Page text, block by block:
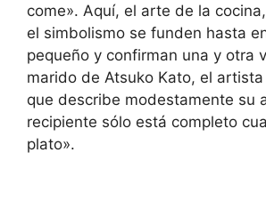
come». Aquí, el arte de la
el simbolismo se funden hasta
pequeño y confirman una y otra
marido de Atsuko Kato, el
que describe modestamente su
recipiente sólo está completo
plato».